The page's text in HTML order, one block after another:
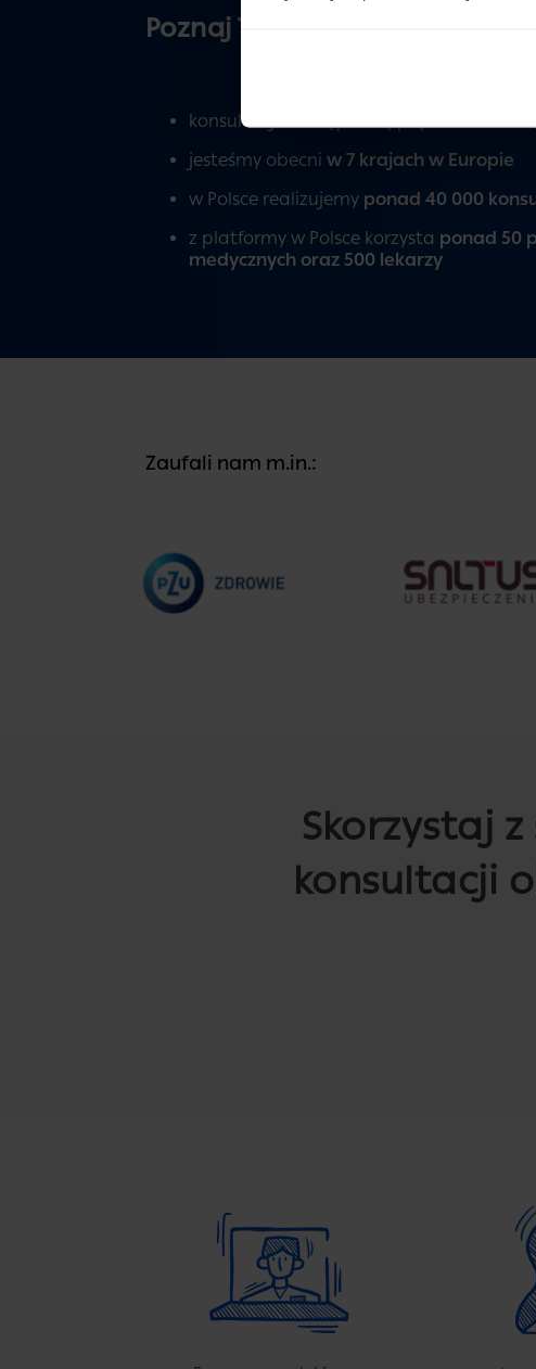
Poznaj Telemedi
konsultacje dostępne są poprzez:
jesteśmy obecni w 7 krajach w Europie
w Polsce realizujemyponad 40 000
z platformy w Polsce korzysta ponad 50
medycznych oraz 500 lekarzy
Zaufali nam m.in.:
Skorzystaj
konsultacji